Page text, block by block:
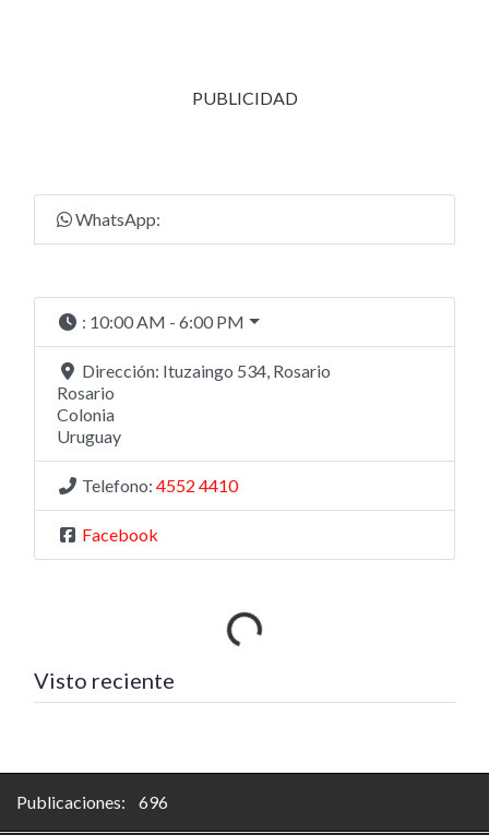
PUBLICIDAD
WhatsApp:
: 10:00 AM - 6:00 PM
Dirección: Ituzaingo 534, Rosario
Rosario
Colonia
Uruguay
Telefono: 4552 4410
Facebook
Visto reciente Cargando…
Publicaciones: 696